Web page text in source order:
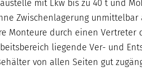
mit Lkw bis zu 40 t und
Zwischenlagerung
Monteure durch einen
liegende Ver- und
von allen Seiten gut